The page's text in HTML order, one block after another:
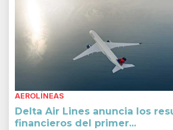
AEROLÍNEAS
Delta Air Lines anuncia los
financieros del primer...